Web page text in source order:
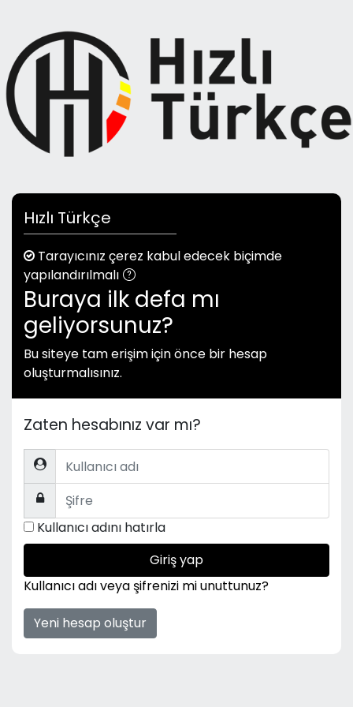
Yeni hesap oluşturma adımına geç
Hızlı Türkçe
Tarayıcınız çerez kabul edecek biçimde
yapılandırılmalı
Buraya ilk defa mı
geliyorsunuz?
Bu siteye tam erişim için önce bir hesap
oluşturmalısınız.
Zaten hesabınız var mı?
Kullanıcı adı
Şifre
Kullanıcı adını hatırla
Giriş yap
Kullanıcı adı veya şifrenizi mi unuttunuz?
Yeni hesap oluştur